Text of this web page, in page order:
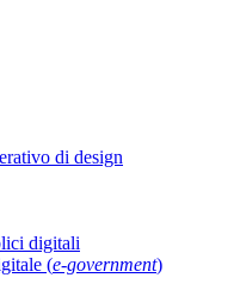
di design
digitali
(e-government)